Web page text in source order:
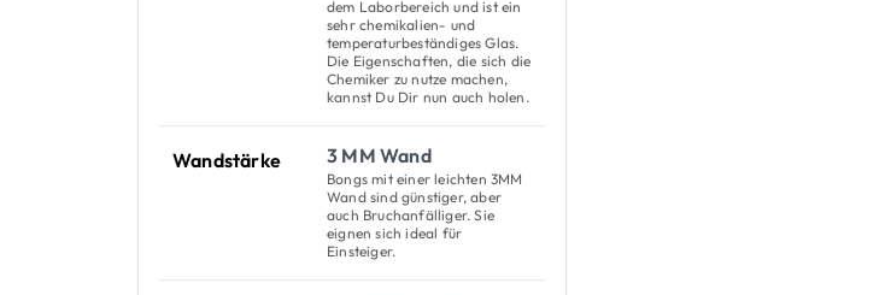
dem Laborbereich und ist ein
sehr chemikalien- und
temperaturbeständiges Glas.
Die Eigenschaften, die sich die
Chemiker zu nutze machen,
kannst Du Dir nun auch holen.
Wandstärke 3 MM Wand
Bongs mit einer leichten 3MM
Wand sind günstiger, aber
auch Bruchanfälliger. Sie
eignen sich ideal für
Einsteiger.